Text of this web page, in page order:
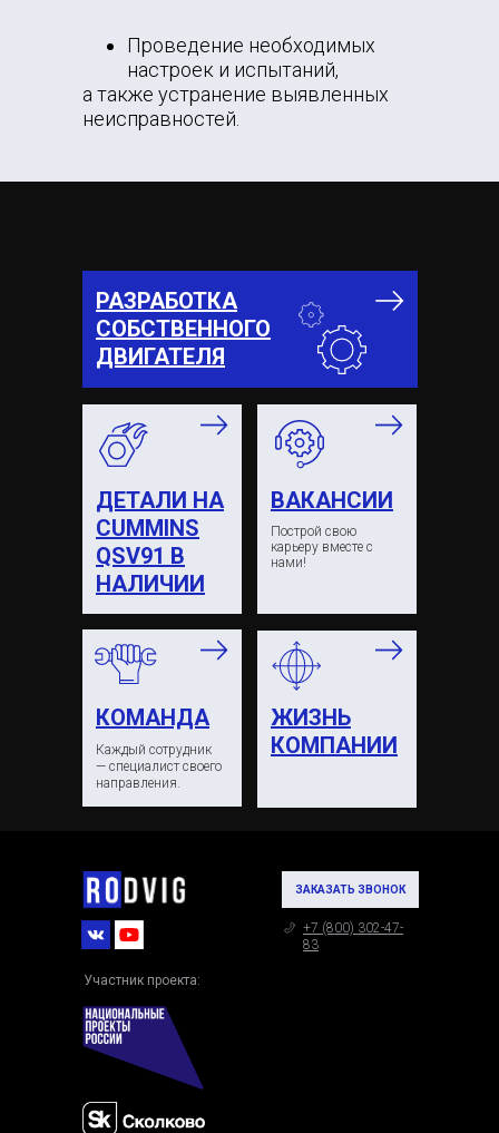
Проведение необходимых
настроек и испытаний,
а также устранение выявленных
неисправностей.
Построй свою
карьеру вместе с
нами!
ЖИЗНЬ
КОМПАНИИ
КОМАНДА
ВАКАНСИИ
ДЕТАЛИ НА
CUMMINS
QSV91 В
НАЛИЧИИ
Каждый сотрудник
— специалист своего
направления.
РАЗРАБОТКА
СОБСТВЕННОГО
ДВИГАТЕЛЯ
ЗАКАЗАТЬ ЗВОНОК
Участник проекта:
+7 (800) 302-47-
83